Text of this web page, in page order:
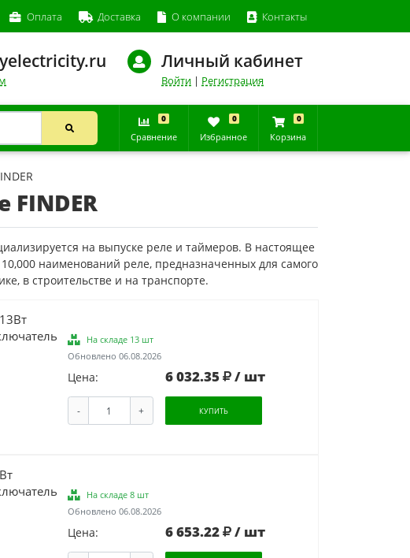
Оплата Доставка О компании Контакты
Личный кабинет
Войти | Регистрация
0
Сравнение
0
Избранное
0
Корзина
на выпуске реле и таймеров. В настоящее
наименований реле, предназначенных для самого
в строительстве и на транспорте.
На складе 13 шт
Обновлено 06.08.2026
Цена: 6 032.35 / шт
- + КУПИТЬ
На складе 8 шт
Обновлено 06.08.2026
Цена: 6 653.22 / шт